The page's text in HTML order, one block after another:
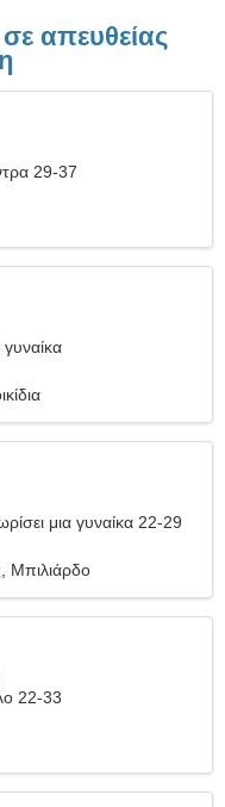
απευθείας
29-37
μια γυναίκα 22-29
Μπιλιάρδο
22-33